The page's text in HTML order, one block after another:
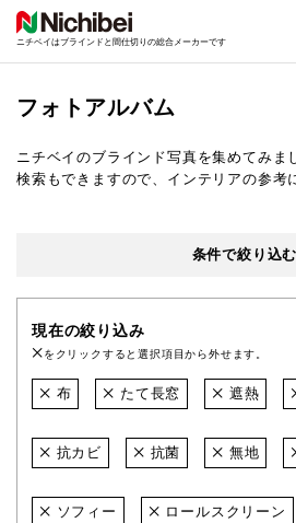
ニチベイはブラインドと間仕切りの総合メーカーです
フォトアルバム
ニチベイのブラインド写真を集めてみま
検索もできますので、インテリアの参考
条件で絞り込む
現在の絞り込み
をクリックすると選択項目から外せます。
布 たて長窓 遮熱
抗カビ 抗菌 無地
ソフィー ロールスクリーン